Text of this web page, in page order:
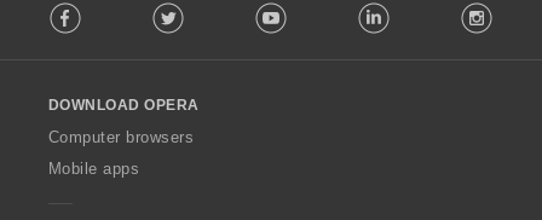
o
w
O
p
Facebook Twitter Youtube LinkedIn
DOWNLOAD OPERA
Computer browsers
Mobile apps